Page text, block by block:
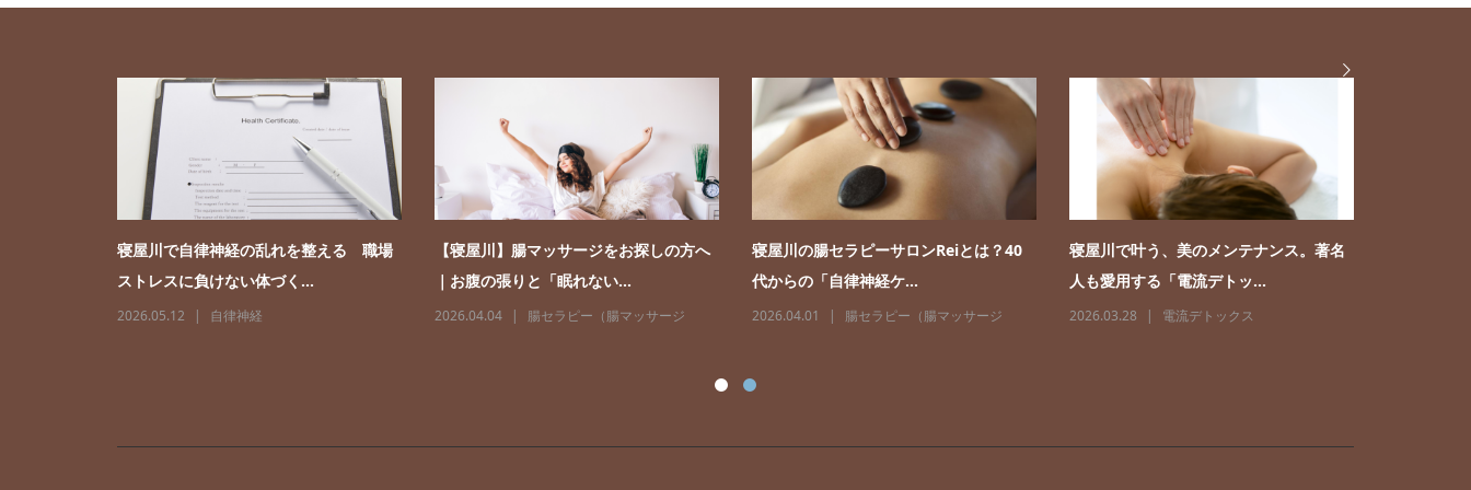
寝屋川で自律神経の乱れを整える 職場
ストレスに負けない体づく...
2026.05.12 自律神経
【寝屋川】腸マッサージをお探しの方へ
｜お腹の張りと「眠れない...
2026.04.04 腸セラピー（腸マッサージ
寝屋川の腸セラピーサロンReiとは？40
代からの「自律神経ケ...
2026.04.01 腸セラピー（腸マッサージ
寝屋川で叶う、美のメンテナンス。著名
人も愛用する「電流デトッ...
2026.03.28 電流デトックス